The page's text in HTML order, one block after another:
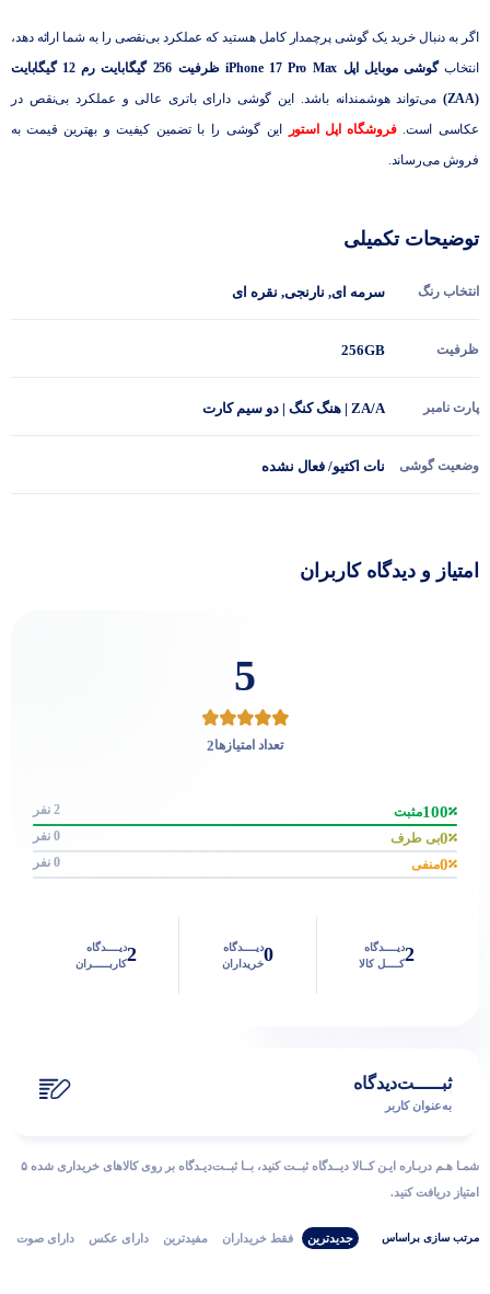
اگر به دنبال خرید یک گوشی پرچمدار کامل هستید که عملکرد بی‌نقصی را به شما ارائه دهد،
انتخاب
گوشی موبایل اپل iPhone 17 Pro Max ظرفیت 256 گیگابایت رم 12 گیگابایت
(ZAA)
می‌تواند هوشمندانه باشد. این گوشی دارای باتری عالی و عملکرد بی‌نقص در
عکاسی است.فروشگاه اپل استور
این گوشی را با تضمین کیفیت و بهترین قیمت به
فروش می‌رساند.
توضیحات تکمیلی
انتخاب رنگ سرمه ای, نارنجی, نقره ای
ظرفیت 256GB
پارت نامبر ZA/A | هنگ کنگ | دو سیم کارت
وضعیت گوشی نات اکتیو/ فعال نشده
امتیاز و دیدگاه کاربران
5
تعداد امتیازها2
100مثبت 2 نفر
0بی طرف 0 نفر
0منفی 0 نفر
2دیــــدگاه
کــــل کالا
0دیــــدگاه
خریداران
2دیــــدگاه
کاربـــــران
ثبـــــت‌دیدگاه
به‌عنوان کاربر
شمـا هـم دربـاره ایـن کــالا دیــدگاه ثبــت کنید، بــا ثبــت‌دیـدگاه بر روی کالاهای خریداری شده ۵
امتیاز دریافت کنید.
مرتب‌ سازی‌ بر‌اساس جدیدترین فقط‌ خریداران‌ مفیدترین دارای‌ عکس دارای‌ صوت